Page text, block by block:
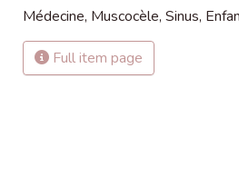
Médecine, Muscocèle, Sinus,
Full item page